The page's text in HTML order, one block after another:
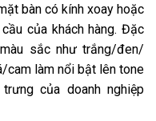
bàn có kính xoay hoặc
của khách hàng. Đặc
sắc như trắng/đen/
làm nổi bật lên tone
của doanh nghiệp